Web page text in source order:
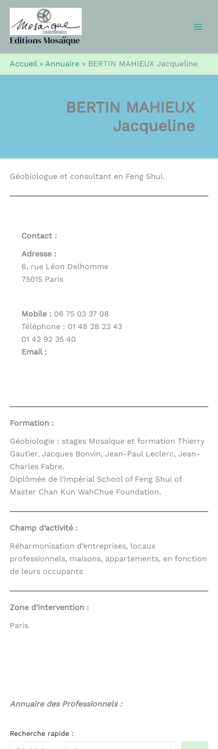
Aller
contenu
Editions Mosaïque
Accueil» Annuaire » BERTIN MAHIEUX Jacqueline
BERTIN MAHIEUX
Jacqueline
Annuaire des Professionnels :
Recherche rapide :
Géobiologue et consultant en Feng Shui.
Contact :
Adresse :
6, rue Léon Delhomme
75015 Paris
Mobile : 06 75 03 37 08
Téléphone : 01 48 28 23 43
01 42 92 35 40
Email :
Formation :
Géobiologie : stages Mosaïque et formation Thierry
Gautier, Jacques Bonvin, Jean-Paul Leclerc, Jean-
Charles Fabre.
Diplômée de l’Impérial School of Feng Shui of
Master Chan Kun WahChue Foundation.
Champ d’activité :
Réharmonisation d’entreprises, locaux
professionnels, maisons, appartements, en fonction
de leurs occupants
Zone d’intervention :
Paris